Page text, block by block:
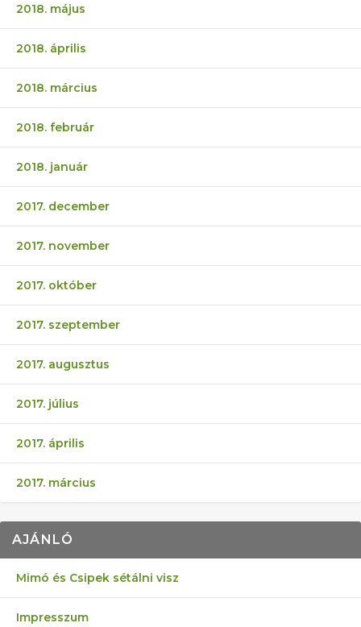
2018. május
2018. április
2018. március
2018. február
2018. január
2017. december
2017. november
2017. október
2017. szeptember
2017. augusztus
2017. július
2017. április
2017. március
AJÁNLÓ
Mimó és Csipek sétálni visz
Impresszum